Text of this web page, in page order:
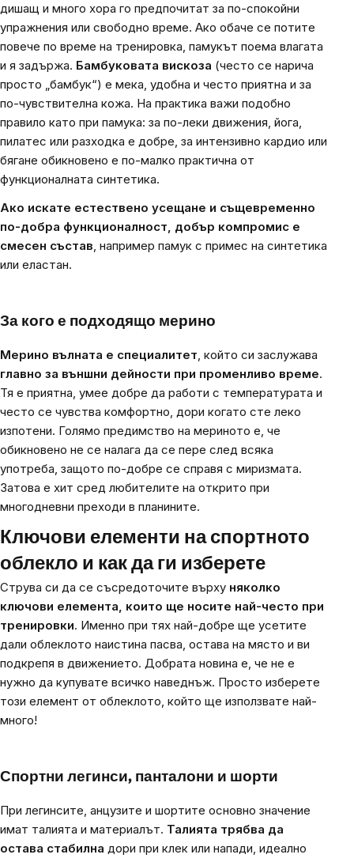
дишащ и много хора го предпочитат за по-спокойни
упражнения или свободно време. Ако обаче се потите
повече по време на тренировка, памукът поема влагата
и я задържа. Бамбуковата вискоза (често се нарича
просто „бамбук“) е мека, удобна и често приятна и за
по-чувствителна кожа. На практика важи подобно
правило като при памука: за по-леки движения, йога,
пилатес или разходка е добре, за интензивно кардио или
бягане обикновено е по-малко практична от
функционалната синтетика.
Ако искате естествено усещане и същевременно
по-добра функционалност, добър компромис е
смесен състав, например памук с примес на синтетика
или еластан.
За кого е подходящо мерино
Мерино вълната е специалитет, който си заслужава
главно за външни дейности при променливо време.
Тя е приятна, умее добре да работи с температурата и
често се чувства комфортно, дори когато сте леко
изпотени. Голямо предимство на мериното е, че
обикновено не се налага да се пере след всяка
употреба, защото по-добре се справя с миризмата.
Затова е хит сред любителите на открито при
многодневни преходи в планините.
Ключови елементи на спортното
облекло и как да ги изберете
Струва си да се съсредоточите върху няколко
ключови елемента, които ще носите най-често при
тренировки. Именно при тях най-добре ще усетите
дали облеклото наистина пасва, остава на място и ви
подкрепя в движението. Добрата новина е, че не е
нужно да купувате всичко наведнъж. Просто изберете
този елемент от облеклото, който ще използвате най-
много!
Спортни легинси, панталони и шорти
При легинсите, анцузите и шортите основно значение
имат талията и материалът. Талията трябва да
остава стабилна дори при клек или напади, идеално